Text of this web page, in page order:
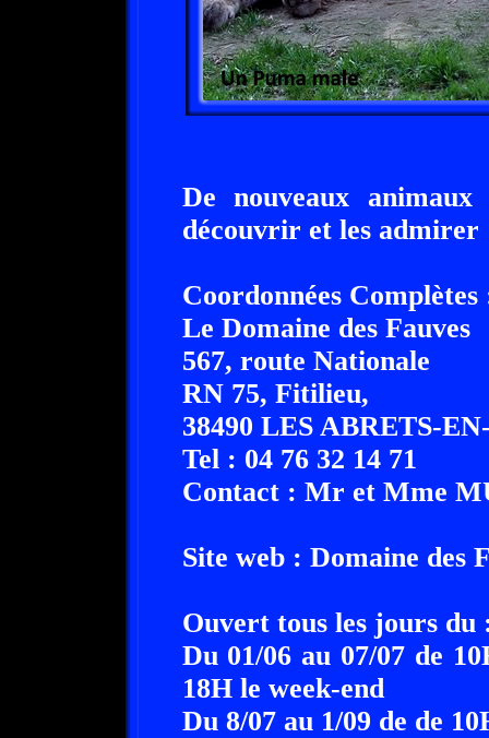
De nouveaux animaux
découvrir et les admirer
Coordonnées Complètes
Le Domaine des Fauves
567, route Nationale
RN 75, Fitilieu,
38490 LES ABRETS-
Tel : 04 76 32 14 71
Contact : Mr et Mme
Site web : Domaine des
Ouvert tous les jours du
Du 01/06 au 07/07 de
18H le week-end
Du 8/07 au 1/09 de de